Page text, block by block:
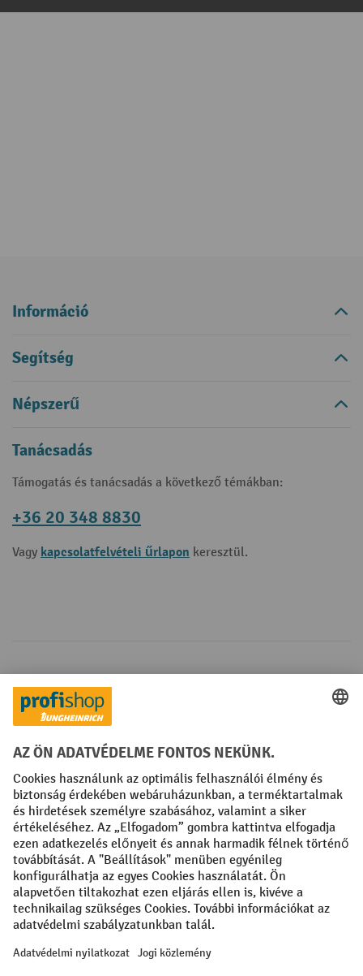
Információ
Segítség
Népszerű
Tanácsadás
Támogatás és tanácsadás a következő témákban:
+36 20 348 8830
Vagy kapcsolatfelvételi űrlapon keresztül.
Fizetési lehetőségek
Creditcard (Master)Creditcard (Visa)
Közösségi Média
Facebook
YouTube
LinkedIn
Instagram
Impresszum ÁSZF Adatvédelmi tájékoztató
Adatvédelmi beállítások